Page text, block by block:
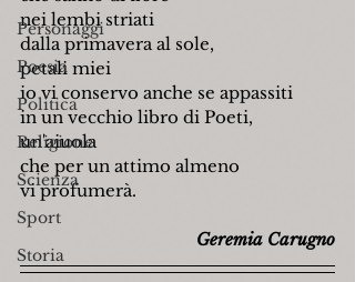
Personaggi
Poesia
Politica
Religione
Scienza
Sport
Storia
nei lembi striati
dalla primavera al sole,
petali miei
io vi conservo anche se appassiti
in un vecchio libro di Poeti,
un'aiuola
che per un attimo almeno
vi profumerà.
Geremia Carugno